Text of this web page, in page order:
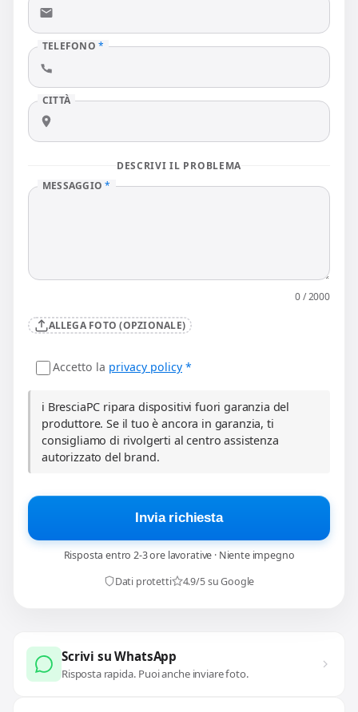
TELEFONO*
CITTÀ
DESCRIVI IL PROBLEMA
MESSAGGIO*
0 / 2000
ALLEGA FOTO (OPZIONALE)
Accetto la privacy policy *
ℹ️ BresciaPC ripara dispositivi fuori garanzia del
produttore. Se il tuo è ancora in garanzia, ti
consigliamo di rivolgerti al centro assistenza
autorizzato del brand.
Invia richiesta
Risposta entro 2-3 ore lavorative · Niente impegno
Dati protetti
4.9/5 su Google
Scrivi su WhatsApp
Risposta rapida. Puoi anche inviare foto.